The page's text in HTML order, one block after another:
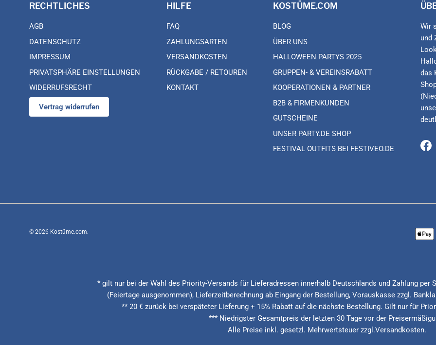
RECHTLICHES
AGB
DATENSCHUTZ
IMPRESSUM
PRIVATSPHÄRE EINSTELLUNGEN
WIDERRUFSRECHT
Vertrag widerrufen
HILFE
FAQ
ZAHLUNGSARTEN
VERSANDKOSTEN
RÜCKGABE / RETOUREN
KONTAKT
KOSTÜME.COM
BLOG
ÜBER UNS
HALLOWEEN PARTYS 2025
GRUPPEN- & VEREINSRABATT
KOOPERATIONEN & PARTNER
B2B & FIRMENKUNDEN
GUTSCHEINE
UNSER PARTY.DE SHOP
FESTIVAL OUTFITS BEI FESTIVEO.DE
Wir
und
das
© 2026 Kostüme.com.
* gilt nur bei der Wahl des Priority-Versands für Lieferadressen innerhalb Deutschlands und Zahlung per
(Feiertage ausgenommen), Lieferzeitberechnung ab Eingang der Bestellung, Vorauskasse zzgl.
** 20 € zurück bei verspäteter Lieferung + 15% Rabatt auf die nächste Bestellung. Gilt nur für
*** Niedrigster Gesamtpreis der letzten 30 Tage vor der
Alle Preise inkl. gesetzl. Mehrwertsteuer zzgl.Versandkosten.